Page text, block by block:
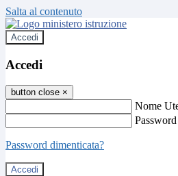
Salta al contenuto
Accedi
Accedi
button close ×
Nome
Password
Password dimenticata?